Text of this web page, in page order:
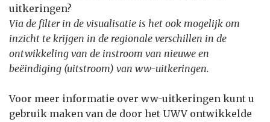
uitkeringen?
Via de filter in de visualisatie is het ook mogelijk om
inzicht te krijgen in de regionale verschillen in de
ontwikkeling van de instroom van nieuwe en
beëindiging (uitstroom) van ww-uitkeringen.
Voor meer informatie over ww-uitkeringen kunt u
gebruik maken van de door het UWV ontwikkelde